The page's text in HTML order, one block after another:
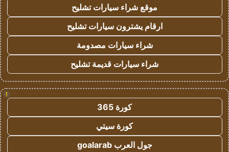
موقع شراء سيارات تشليح
ارقام يشترون سيارات تشليح
شراء سيارات مصدومة
شراء سيارات قديمة تشليح
!
كورة 365
كورة سيتي
جول العرب goalarab